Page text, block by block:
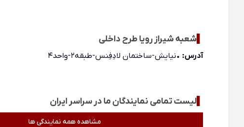
شعبه شیراز رویا طرح داخلی
آدرس: •نیایش-ساختمان لادِفِنس-طبقه۲-واحد۴
لیست تمامی نمایندگان ما در سراسر ایران
مشاهده همه نمایندگی ها